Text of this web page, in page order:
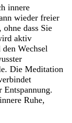
innere
wieder freier
dass Sie
aktiv
Wechsel
Die Meditation
Ruhe,